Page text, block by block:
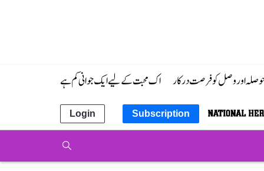
حوصلہ اور وصل کو فرصت درکار اک محبت کے لیے ایک جوانی کم ہے
Subscription
Login